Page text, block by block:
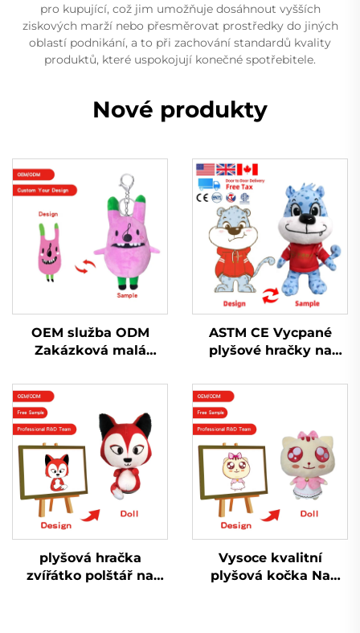
pro kupující, což jim umožňuje dosáhnout vyšších
ziskových marží nebo přesměrovat prostředky do jiných
oblastí podnikání, a to při zachování standardů kvality
produktů, které uspokojují konečné spotřebitele.
Nové produkty
OEM služba ODM
Zakázková malá
přívěskem na klíče
Vycpaná plyšová
hračka s přívěskem na
klíče pro propagaci
ASTM CE Vycpané
plyšové hračky na
vycpané plyšové
hračky na prodej
plyšová hračka
zvířátko polštář na
Vysoce kvalitní
plyšová kočka Na